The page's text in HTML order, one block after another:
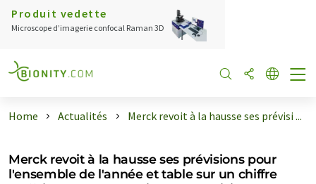
Produit vedette
Microscope d’imagerie confocal Raman 3D
Home Actualités Merck revoit à la hausse ses prévisi ...
Merck revoit à la hausse ses prévisions pour
l'ensemble de l'année et table sur un chiffre